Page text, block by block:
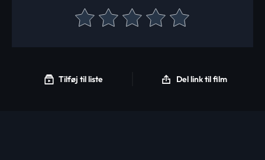
Tilføj til liste Del link til film